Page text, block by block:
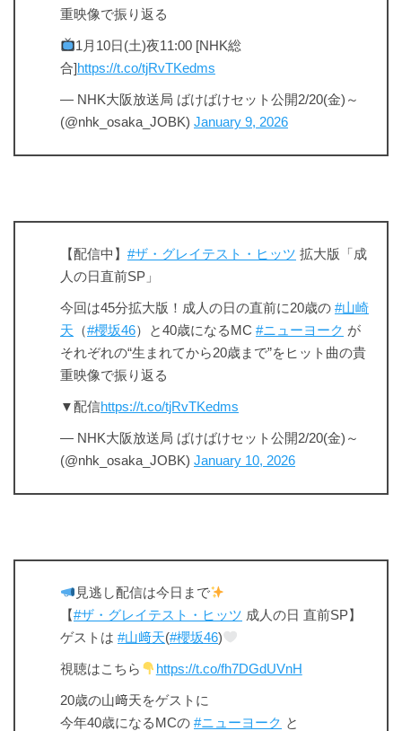
重映像で振り返る
1月10日(土)夜11:00 [NHK総
合]https://t.co/tjRvTKedms
— NHK大阪放送局 ばけばけセット公開2/20(金)～
(@nhk_osaka_JOBK) January 9, 2026
【配信中】 #ザ・グレイテスト・ヒッツ 拡大版「成
人の日直前SP」
今回は45分拡大版！成人の日の直前に20歳の #山崎
天 （#櫻坂46）と40歳になるMC #ニューヨーク が
それぞれの“生まれてから20歳まで”をヒット曲の貴
重映像で振り返る
▼配信https://t.co/tjRvTKedms
— NHK大阪放送局 ばけばけセット公開2/20(金)～
(@nhk_osaka_JOBK) January 10, 2026
見逃し配信は今日まで
【#ザ・グレイテスト・ヒッツ 成人の日 直前SP】
ゲストは #山﨑天(#櫻坂46)
視聴はこちら https://t.co/fh7DGdUVnH
20歳の山﨑天をゲストに
今年40歳になるMCの #ニューヨーク と